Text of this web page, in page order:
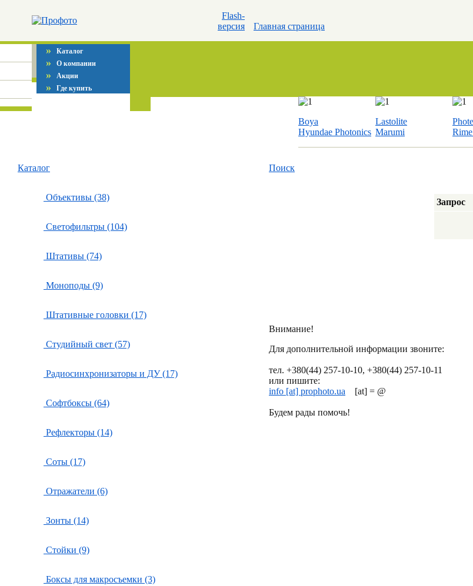
Flash-
версия
Главная страница
» Каталог
» О компании
» Акции
» Где купить
Boya
Hyundae Photonics
Lastolite
Marumi
Каталог
Объективы (38)
Светофильтры (104)
Штативы (74)
Моноподы (9)
Штативные головки (17)
Студийный свет (57)
Радиосинхронизаторы и ДУ (17)
Софтбоксы (64)
Рефлекторы (14)
Соты (17)
Отражатели (6)
Зонты (14)
Стойки (9)
Боксы для макросъемки (3)
Поиск
Запрос
Внимание!
Для дополнительной информации звоните:
тел. +380(44) 257-10-10, +380(44) 257-10-11
или пишите:
info [at] prophoto.ua [at] = @
Будем рады помочь!